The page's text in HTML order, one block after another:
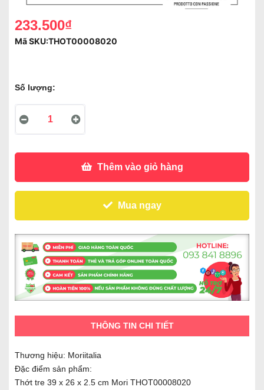
233.500₫
Mã SKU:THOT00008020
Số lượng:
Thêm vào giỏ hàng
Mua ngay
THÔNG TIN CHI TIẾT
Thương hiệu: Moriitalia
Đặc điểm sản phẩm:
Thớt tre 39 x 26 x 2.5 cm Mori THOT00008020